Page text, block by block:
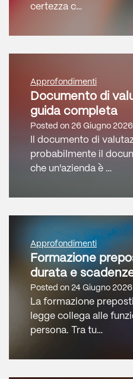
certezza c…
Approfondimenti
Documento di
guida completa
Posted on 26 Giugno 2026
Il documento di
probabilmente il
che un'azienda è …
Approfondimenti
Formazione
durata e
Posted on 24 Giugno 2026
La formazione
legge collega alle
persona. Tra tu…